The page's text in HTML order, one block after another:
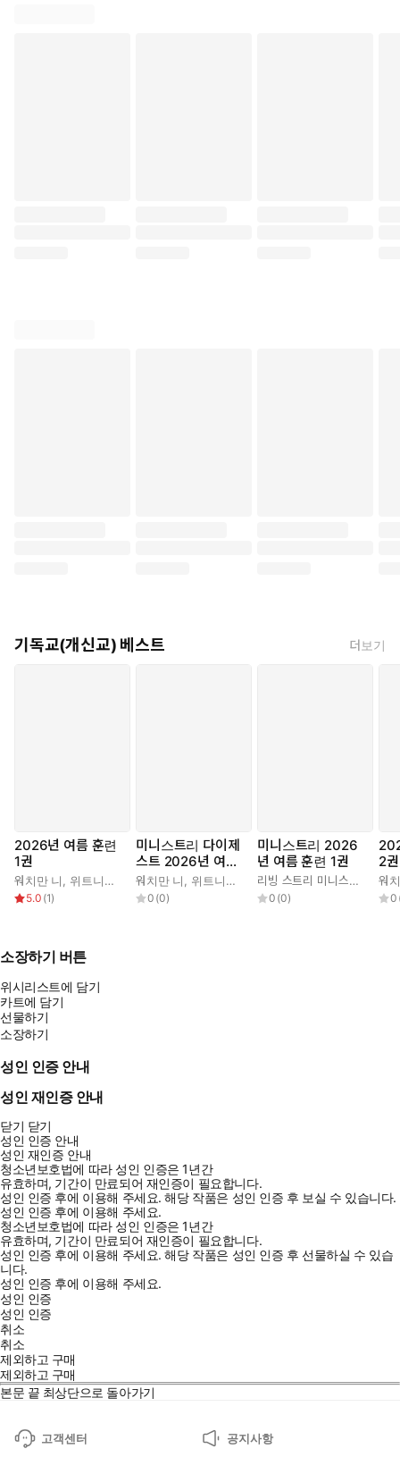
기독교(개신교) 베스트 더보기
2026년 여름 훈련
1권
워치만 니 위트니스 리
5.0 (1)
미니스트리 다이제
스트 2026년 여름
훈련 1권
워치만 니 위트니스 리
0 (0)
미니스트리 2026
년 여름 훈련 1권
리빙 스트리 미니스트리 편집부
0 (0)
2권
워
0
소장하기 버튼
위시리스트에 담기
카트에 담기
선물하기
소장하기
성인 인증 안내
성인 재인증 안내
닫기 닫기
성인 인증 안내
성인 재인증 안내
청소년보호법에 따라 성인 인증은 1년간
유효하며, 기간이 만료되어 재인증이 필요합니다.
성인 인증 후에 이용해 주세요.해당 작품은 성인 인증 후 보실 수 있습니다.
성인 인증 후에 이용해 주세요.
청소년보호법에 따라 성인 인증은 1년간
유효하며, 기간이 만료되어 재인증이 필요합니다.
성인 인증 후에 이용해 주세요.해당 작품은 성인 인증 후 선물하실 수 있습
니다.
성인 인증 후에 이용해 주세요.
성인 인증
성인 인증
취소
취소
제외하고 구매
제외하고 구매
본문 끝 최상단으로 돌아가기
고객센터 공지사항